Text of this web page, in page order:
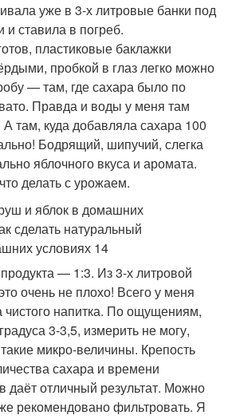
уже в 3-х литровые банки под
ставила в погреб.
пластиковые баклажки
пробкой в глаз легко можно
— там, где сахара было по
Правда и воды у меня там
там, куда добавляла сахара 100
Бодрящий, шипучий, слегка
яблочного вкуса и аромата.
делать с урожаем.
— 1:3. Из 3-х литровой
очень не плохо! Всего у меня
чистого напитка. По ощущениям,
3-3,5, измерить не могу,
микро-величины. Крепость
сахара и времени
даёт отличный результат. Можно
рекомендовано фильтровать. Я